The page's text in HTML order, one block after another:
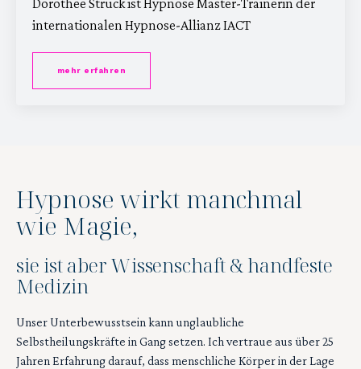
Dorothee Struck ist Hypnose Master-Trainerin der
internationalen Hypnose-Allianz IACT
mehr erfahren
Hypnose wirkt manchmal
wie Magie,
sie ist aber Wissenschaft & handfeste
Medizin
Unser Unterbewusstsein kann unglaubliche
Selbstheilungskräfte in Gang setzen. Ich vertraue aus über 25
Jahren Erfahrung darauf, dass menschliche Körper in der Lage